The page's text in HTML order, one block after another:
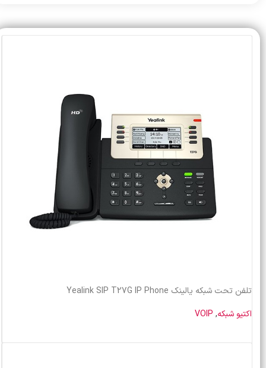
تلفن تحت شبکه یالینک Yealink SIP T27G IP Phone
اکتیو شبکه,
VOIP